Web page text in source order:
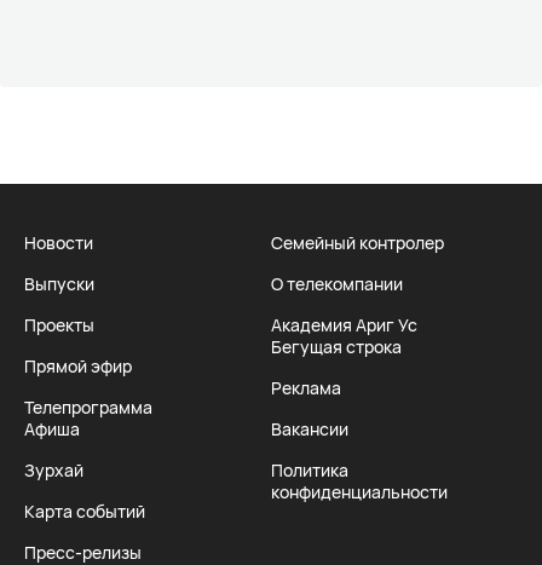
Новости
Выпуски
Проекты
Прямой эфир
Телепрограмма
Афиша
Зурхай
Карта событий
Пресс-релизы
Семейный контролер
О телекомпании
Академия Ариг Ус
Бегущая строка
Реклама
Вакансии
Политика
конфиденциальности